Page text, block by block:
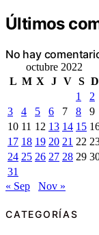
Últimos
No hay
octubre 2022
L M X J V S D
1
2
3
4 5 6 7 8
9
10 11 12 13 14 15
17 18 19 20 21 22
24 25 26 27 28 29
31
« Sep
Nov »
CATEGORÍAS